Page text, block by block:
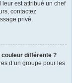
leur est attribué un chef
contactez
privé.
différente ?
d’un groupe pour les